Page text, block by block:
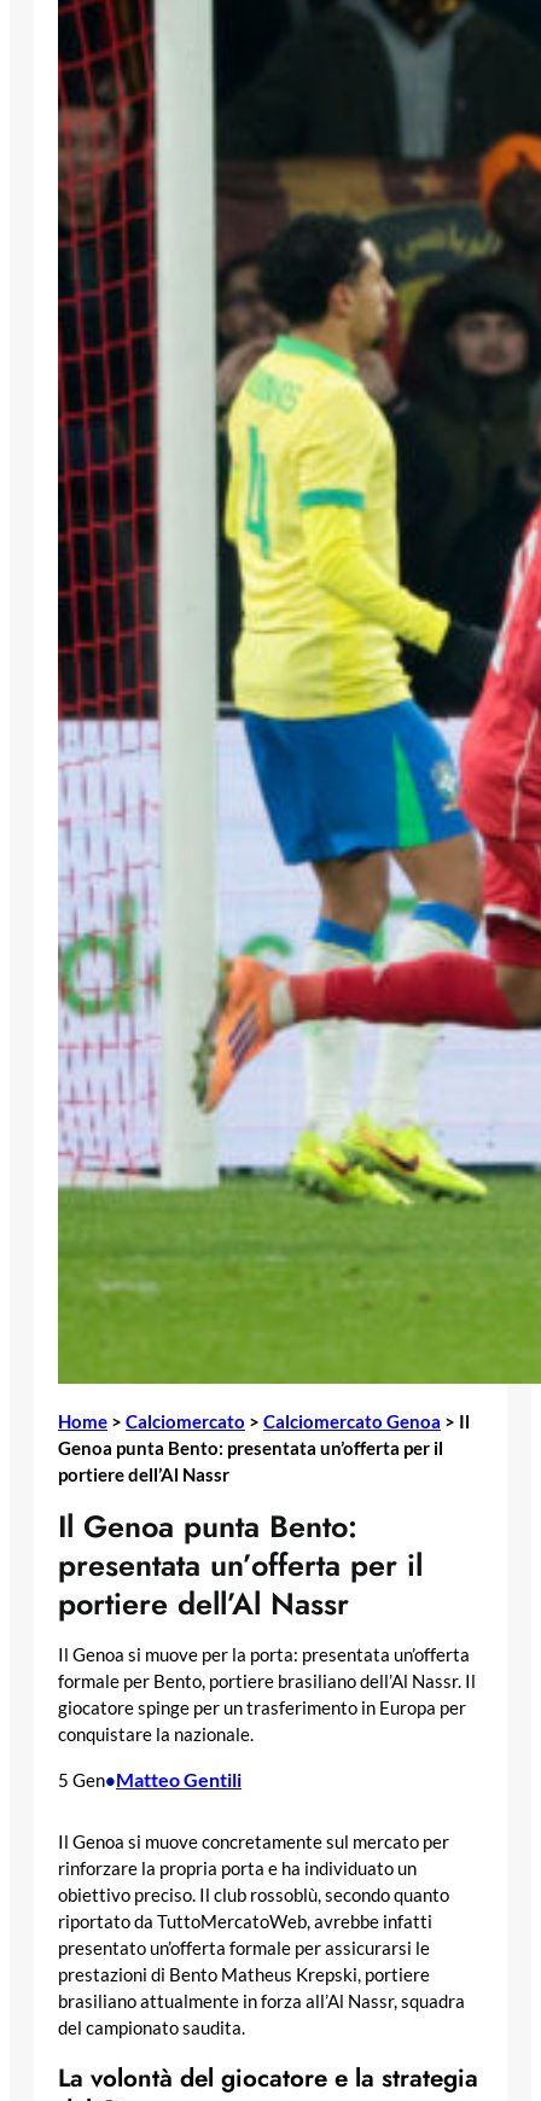
Home > Calciomercato > Calciomercato Genoa > Il
Genoa punta Bento: presentata un’offerta per il
portiere dell’Al Nassr
Il Genoa punta Bento:
presentata un’offerta per il
portiere dell’Al Nassr
Il Genoa si muove per la porta: presentata un’offerta
formale per Bento, portiere brasiliano dell’Al Nassr. Il
giocatore spinge per un trasferimento in Europa per
conquistare la nazionale.
5 Gen•Matteo Gentili
Il Genoa si muove concretamente sul mercato per
rinforzare la propria porta e ha individuato un
obiettivo preciso. Il club rossoblù, secondo quanto
riportato da TuttoMercatoWeb, avrebbe infatti
presentato un’offerta formale per assicurarsi le
prestazioni di Bento Matheus Krepski, portiere
brasiliano attualmente in forza all’Al Nassr, squadra
del campionato saudita.
La volontà del giocatore e la strategia